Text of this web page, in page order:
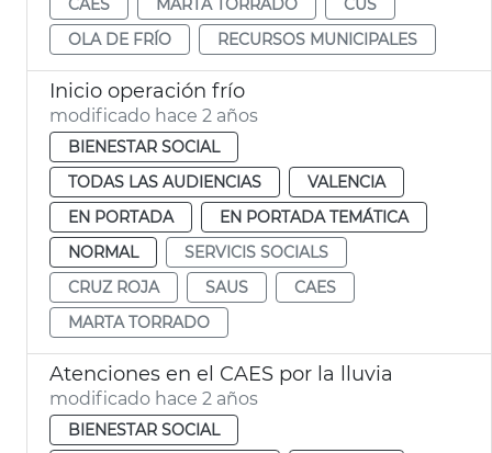
OLA DE FRÍO
RECURSOS MUNICIPALES
Inicio operación frío
modificado hace 2 años
BIENESTAR SOCIAL
TODAS LAS AUDIENCIAS
VALENCIA
EN PORTADA
EN PORTADA TEMÁTICA
NORMAL
SERVICIS SOCIALS
CRUZ ROJA
SAUS
CAES
MARTA TORRADO
Atenciones en el CAES por la lluvia
modificado hace 2 años
BIENESTAR SOCIAL